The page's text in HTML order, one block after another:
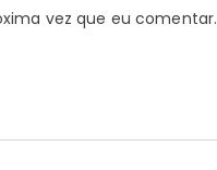
vez que eu comentar.